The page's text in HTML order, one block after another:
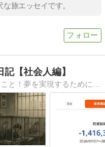
旅エッセイです。
【社会人編】
自分の夢は、歩いて日本横断旅をすること！夢を実現するために、経済的自立の達成を目指す社会人の日記です。【My Favorite】旅行/お散歩/晩酌/インデックス投資/読書/スポーツ観戦/ラーメン